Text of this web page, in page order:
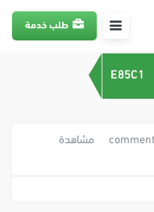
طلب خدمة
E85C1